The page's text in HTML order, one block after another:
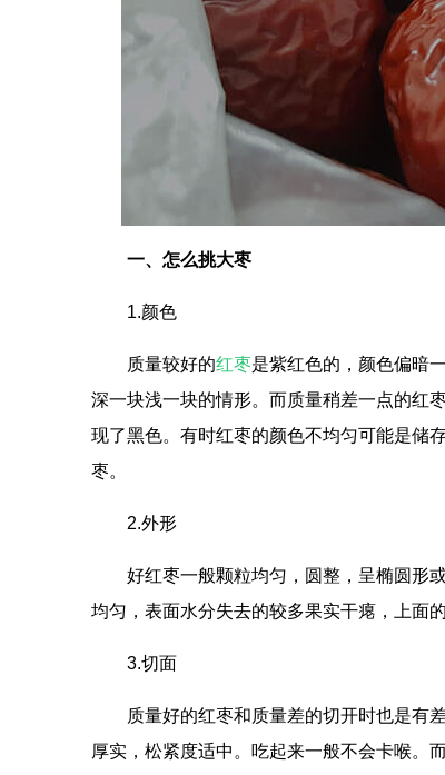
一、怎么挑大枣
1.颜色
质量较好的红枣是紫红色的，颜色偏暗
深一块浅一块的情形。而质量稍差一点的红
现了黑色。有时红枣的颜色不均匀可能是储
枣。
2.外形
好红枣一般颗粒均匀，圆整，呈椭圆形
均匀，表面水分失去的较多果实干瘪，上面
3.切面
质量好的红枣和质量差的切开时也是有
厚实，松紧度适中。吃起来一般不会卡喉。